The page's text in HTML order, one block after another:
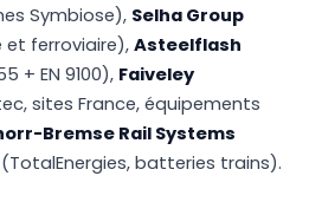
Symbiose), Selha Group
et ferroviaire), Asteelflash
+ EN 9100), Faiveley
sites France, équipements
Bremse Rail Systems
(TotalEnergies, batteries trains).